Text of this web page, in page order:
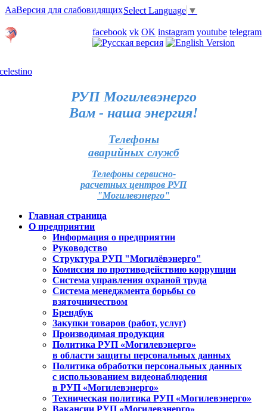
AaВерсия для слабовидящихSelect Language ▼
facebook vk OK instagram youtube telegram
РУП Могилевэнерго
Вам - наша энергия!
Телефоны
аварийных служб
Телефоны сервисно-
расчетных центров РУП
"Могилевэнерго"
Главная страница
О предприятии
Информация о предприятии
Руководство
Структура РУП "Могилёвэнерго"
Комиссия по противодействию коррупции
Система управления охраной труда
Система менеджмента борьбы со
взяточничеством
Брендбук
Закупки товаров (работ, услуг)
Производимая продукция
Политика РУП «Могилевэнерго»
в области защиты персональных данных
Политика обработки персональных данных
с использованием видеонаблюдения
в РУП «Могилевэнерго»
Техническая политика РУП «Могилевэнерго»